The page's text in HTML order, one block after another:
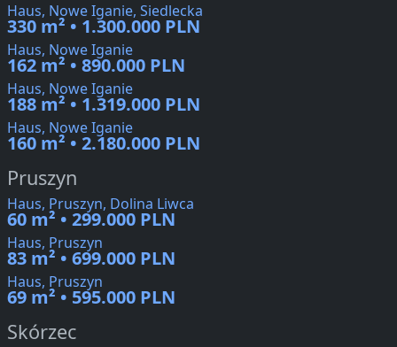
Haus, Nowe Iganie, Siedlecka
330 m² • 1.300.000 PLN
Haus, Nowe Iganie
162 m² • 890.000 PLN
Haus, Nowe Iganie
188 m² • 1.319.000 PLN
Haus, Nowe Iganie
160 m² • 2.180.000 PLN
Pruszyn
Haus, Pruszyn, Dolina Liwca
60 m² • 299.000 PLN
Haus, Pruszyn
83 m² • 699.000 PLN
Haus, Pruszyn
69 m² • 595.000 PLN
Skórzec